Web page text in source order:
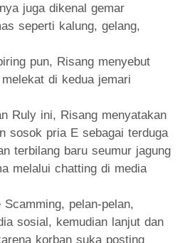
juga dikenal gemar
seperti kalung, gelang,
pun, Risang menyebut
di kedua jemari
Ruly ini, Risang menyatakan
sosok pria E sebagai terduga
terbilang baru seumur jagung
melalui chatting di media
pelan-pelan,
sosial, kemudian lanjut dan
korban suka posting